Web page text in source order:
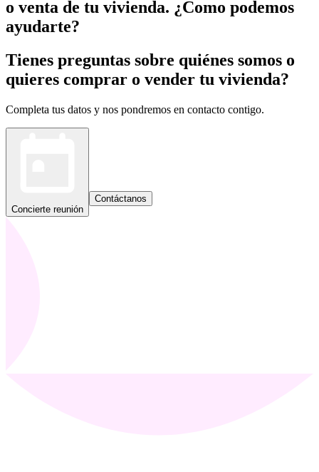
o venta de tu vivienda. ¿Como podemos
ayudarte?
Tienes preguntas sobre quiénes somos o
quieres comprar o vender tu vivienda?
Completa tus datos y nos pondremos en contacto contigo.
Concierte reunión
Contáctanos